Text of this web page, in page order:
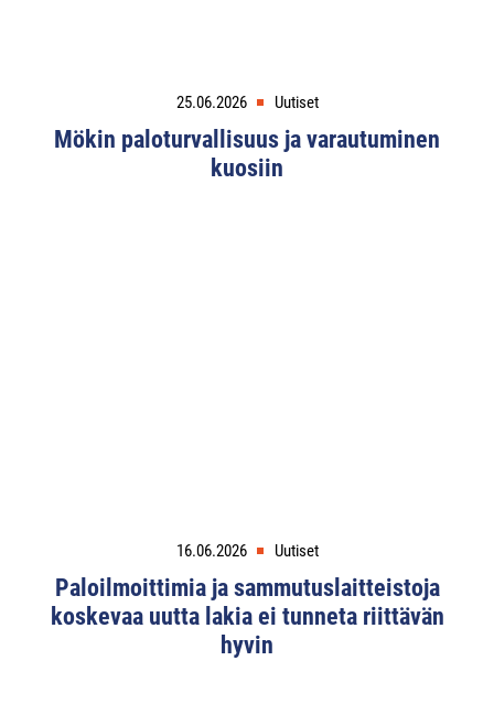
25.06.2026 Uutiset
Mökin paloturvallisuus ja varautuminen
kuosiin
16.06.2026 Uutiset
Paloilmoittimia ja sammutuslaitteistoja
koskevaa uutta lakia ei tunneta riittävän
hyvin